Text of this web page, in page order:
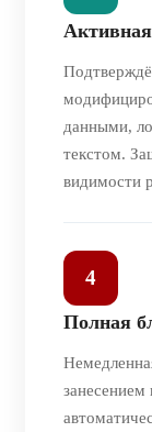
данными,
текстом.
видимости
4
Полная